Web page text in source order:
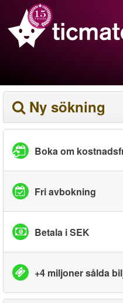
Ny sökning
Boka om
Fri avbokning
Betala i SEK
+4 miljoner sålda